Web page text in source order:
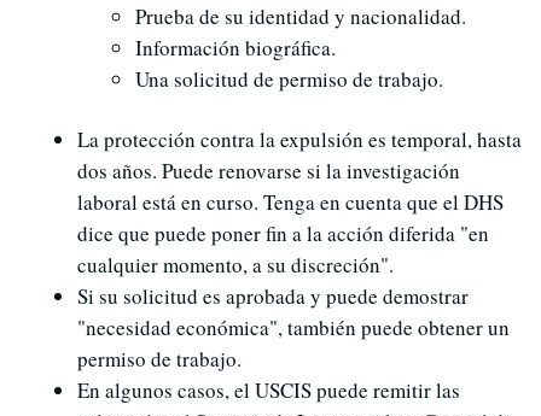
Prueba de su identidad y nacionalidad.
Información biográfica.
Una solicitud de permiso de trabajo.
La protección contra la expulsión es temporal, hasta
dos años. Puede renovarse si la investigación
laboral está en curso. Tenga en cuenta que el DHS
dice que puede poner fin a la acción diferida "en
cualquier momento, a su discreción".
Si su solicitud es aprobada y puede demostrar
"necesidad económica", también puede obtener un
permiso de trabajo.
En algunos casos, el USCIS puede remitir las